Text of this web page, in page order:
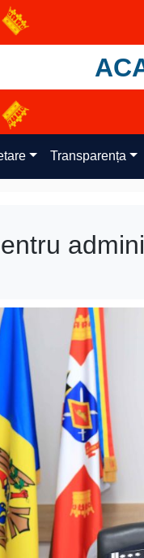
Transparența